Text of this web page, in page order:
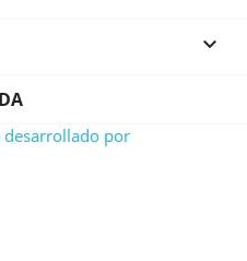

desarrollado por